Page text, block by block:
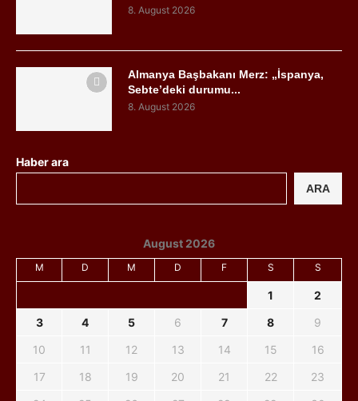
8. August 2026
Almanya Başbakanı Merz: „İspanya,
Sebte’deki durumu...
8. August 2026
Haber ara
ARA
August 2026
M D M D F S S
1
2
3
4 5 6 7 8
9
10
11 12 13 14 15
16
17
18 19 20 21 22
23